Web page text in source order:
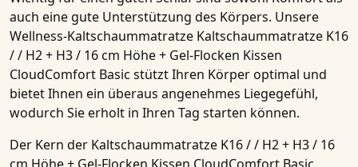
auch eine gute Unterstützung des Körpers. Unsere
Wellness-Kaltschaummatratze Kaltschaummatratze K16
/ / H2 + H3 / 16 cm Höhe + Gel-Flocken Kissen
CloudComfort Basic stützt Ihren Körper optimal und
bietet Ihnen ein überaus angenehmes Liegegefühl,
wodurch Sie erholt in Ihren Tag starten können.
Der Kern der Kaltschaummatratze K16 / / H2 + H3 / 16